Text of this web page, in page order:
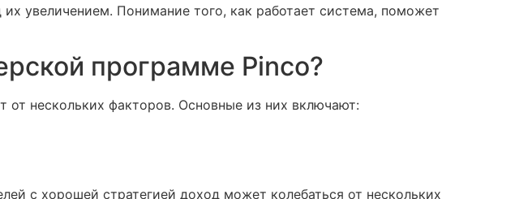
увеличением. Понимание того, как работает система, поможет
программе Pinco?
от нескольких факторов. Основные из них включают:
с хорошей стратегией доход может колебаться от нескольких